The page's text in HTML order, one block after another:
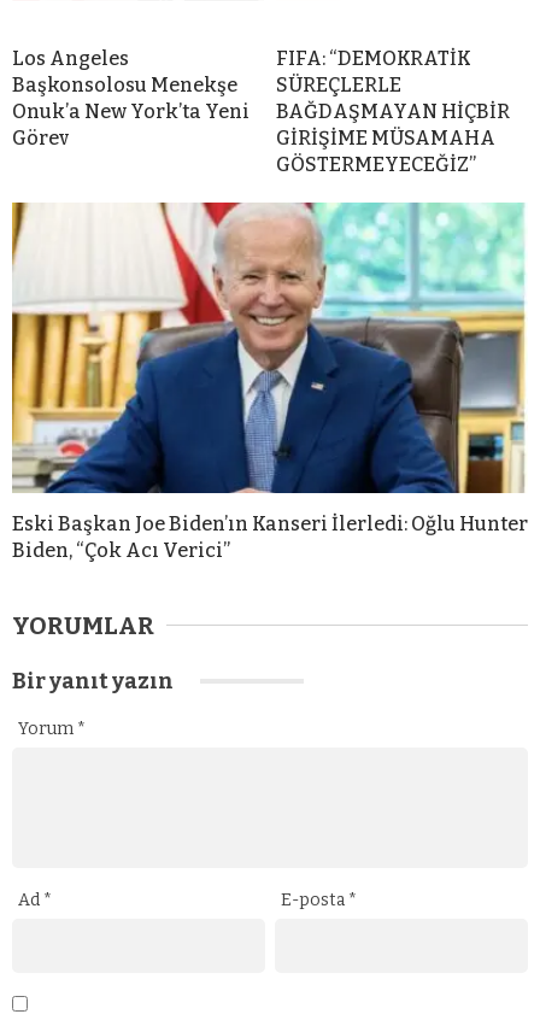
Los Angeles
Başkonsolosu Menekşe
Onuk’a New York’ta Yeni
Görev
FIFA: “DEMOKRATİK
SÜREÇLERLE
BAĞDAŞMAYAN HİÇBİR
GİRİŞİME MÜSAMAHA
GÖSTERMEYECEĞİZ”
Eski Başkan Joe Biden’ın Kanseri İlerledi: Oğlu Hunter
Biden, “Çok Acı Verici”
YORUMLAR
Bir yanıt yazın
Yorum *
Ad * E-posta *